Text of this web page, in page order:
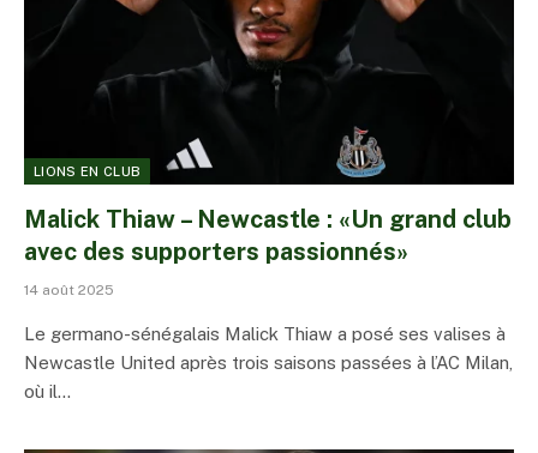
LIONS EN CLUB
Malick Thiaw – Newcastle : «Un grand club
avec des supporters passionnés»
14 août 2025
Le germano-sénégalais Malick Thiaw a posé ses valises à
Newcastle United après trois saisons passées à l’AC Milan,
où il…